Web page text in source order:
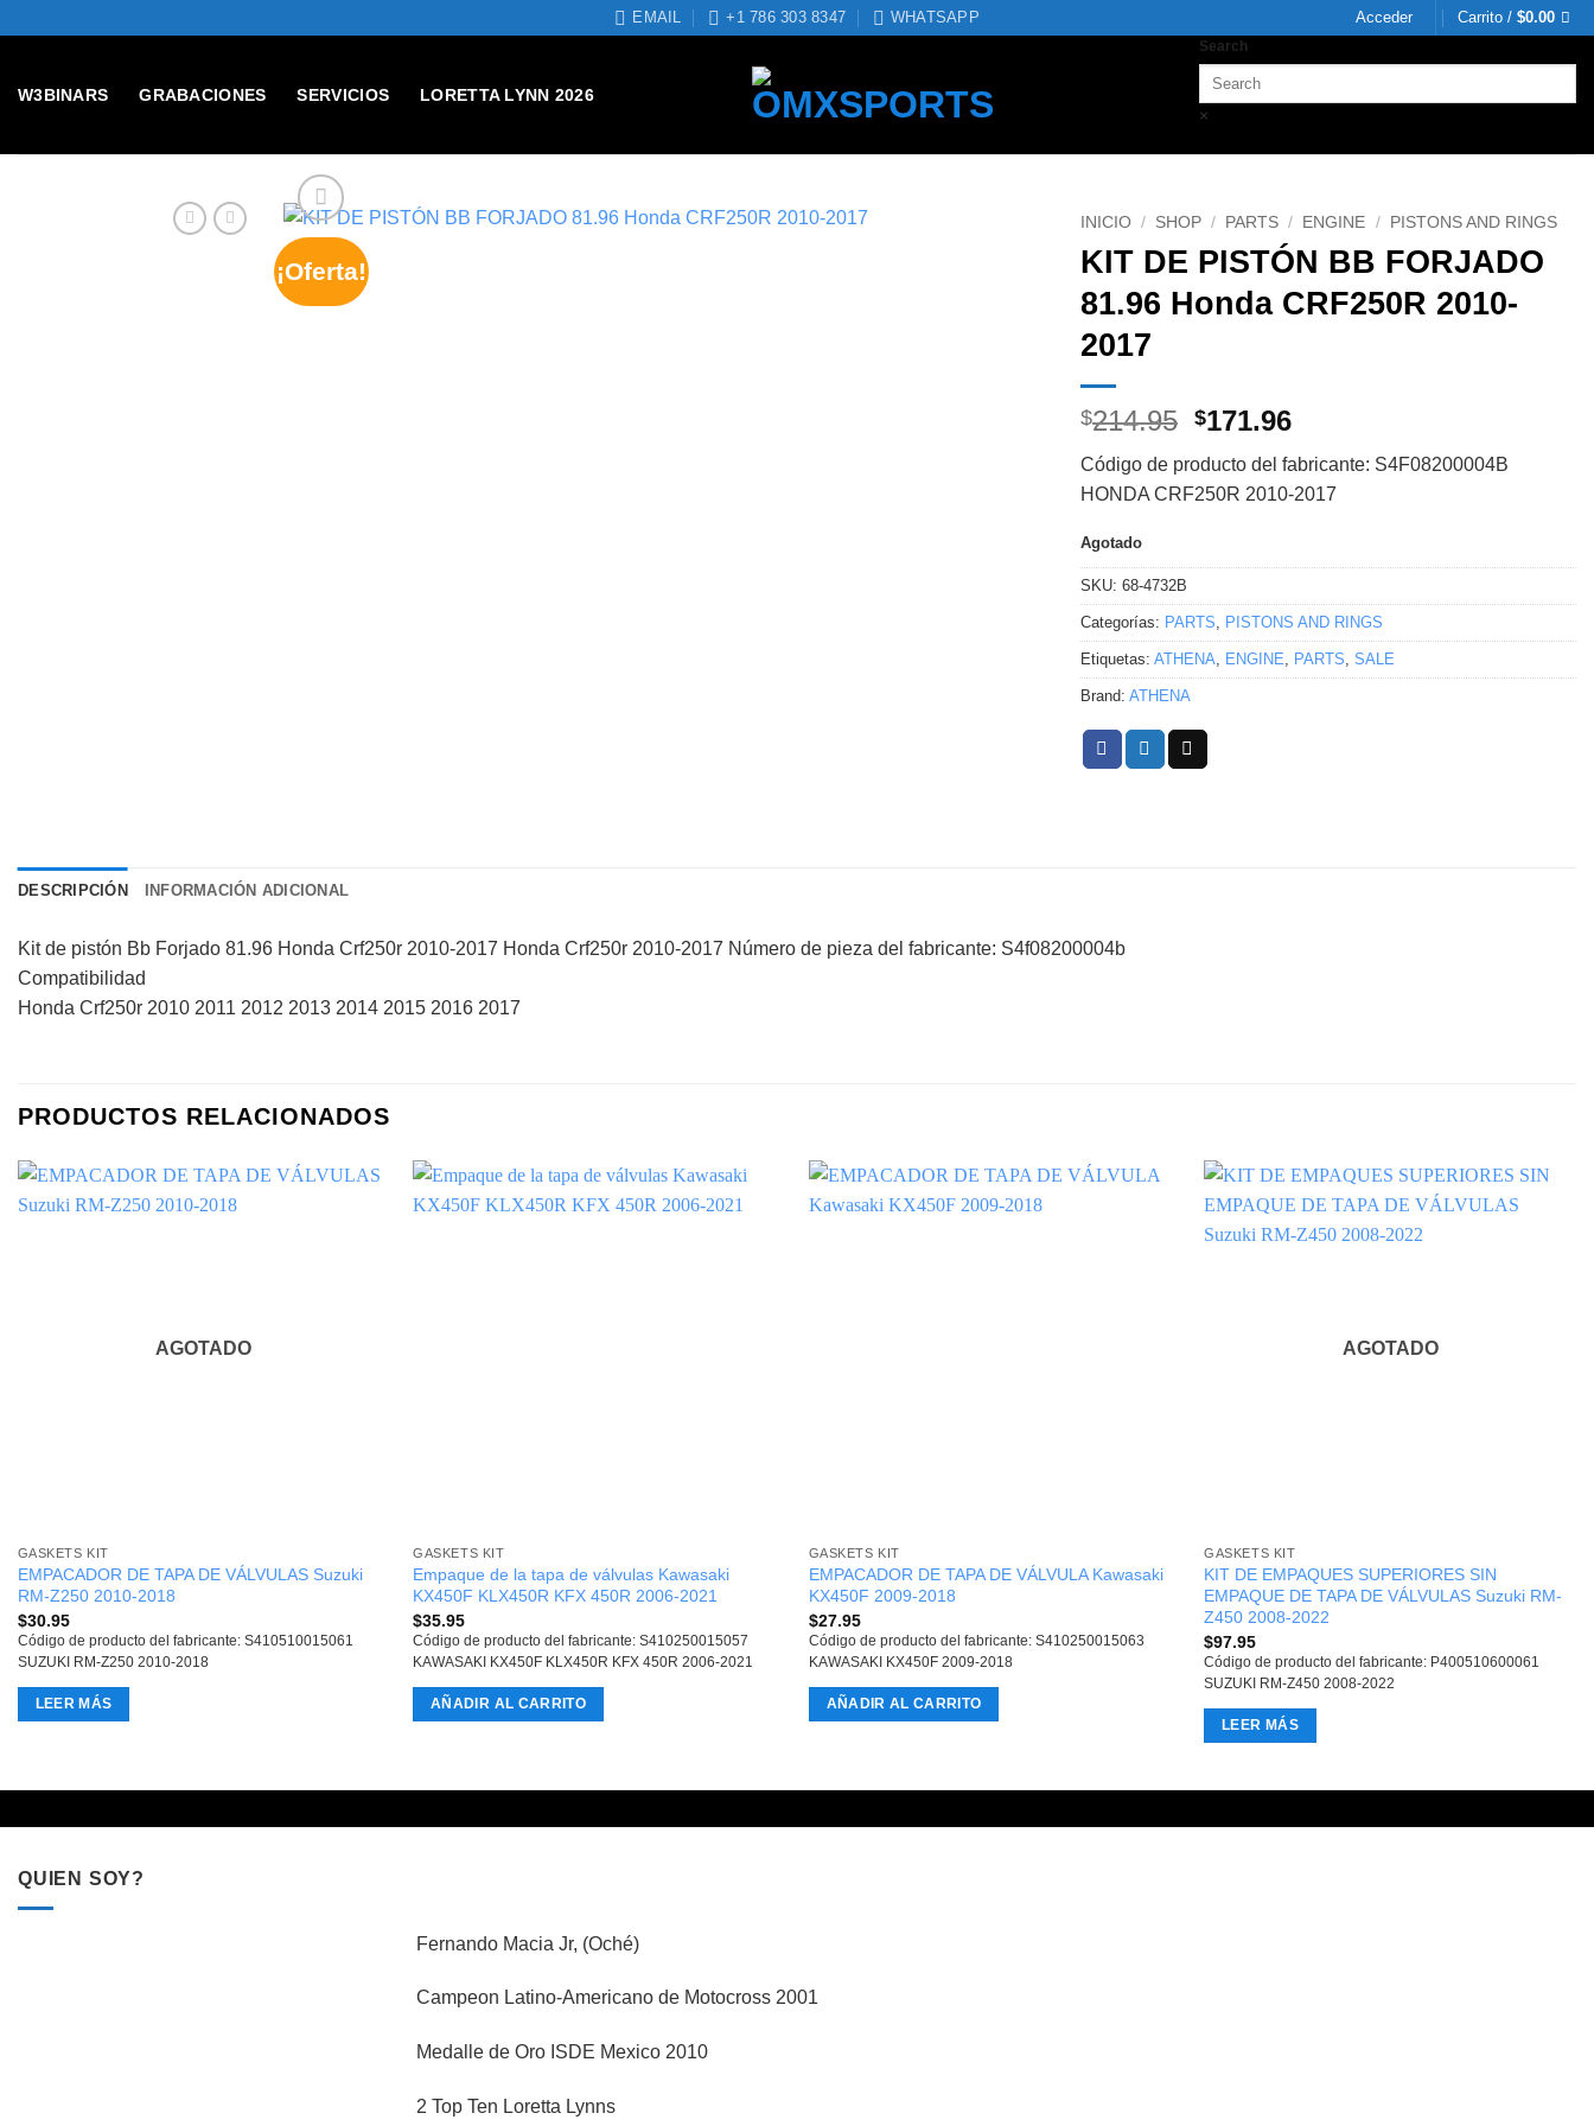
EMAIL +1 786 303 8347 WHATSAPP Acceder Carrito /$0.00
W3BINARS GRABACIONES SERVICIOS LORETTA LYNN 2026
Search
×
¡Oferta!
INICIO / SHOP / PARTS / ENGINE / PISTONS AND RINGS
KIT DE PISTÓN BB FORJADO
81.96 Honda CRF250R 2010-
2017
$214.95 Original
was:
$214.95.
$171.96Current
is:
$171.96.
Código de producto del fabricante: S4F08200004B
HONDA CRF250R 2010-2017
Agotado
SKU: 68-4732B
Categorías: PARTS, PISTONS AND RINGS
Etiquetas: ATHENA, ENGINE, PARTS, SALE
Brand: ATHENA
DESCRIPCIÓN INFORMACIÓN ADICIONAL
Kit de pistón Bb Forjado 81.96 Honda Crf250r 2010-2017 Honda Crf250r 2010-2017 Número de pieza del fabricante: S4f08200004b
Compatibilidad
Honda Crf250r 2010 2011 2012 2013 2014 2015 2016 2017
PRODUCTOS RELACIONADOS
AGOTADO
GASKETS KIT
EMPACADOR DE TAPA DE VÁLVULAS Suzuki
RM-Z250 2010-2018
$30.95
Código de producto del fabricante: S410510015061
SUZUKI RM-Z250 2010-2018
LEER MÁS
GASKETS KIT
Empaque de la tapa de válvulas Kawasaki
KX450F KLX450R KFX 450R 2006-2021
$35.95
Código de producto del fabricante: S410250015057
KAWASAKI KX450F KLX450R KFX 450R 2006-2021
AÑADIR AL CARRITO
GASKETS KIT
EMPACADOR DE TAPA DE VÁLVULA Kawasaki
KX450F 2009-2018
$27.95
Código de producto del fabricante: S410250015063
KAWASAKI KX450F 2009-2018
AÑADIR AL CARRITO
AGOTADO
GASKETS KIT
KIT DE EMPAQUES SUPERIORES SIN
EMPAQUE DE TAPA DE VÁLVULAS Suzuki RM-
Z450 2008-2022
$97.95
Código de producto del fabricante: P400510600061
SUZUKI RM-Z450 2008-2022
LEER MÁS
QUIEN SOY?
Fernando Macia Jr, (Oché)
Campeon Latino-Americano de Motocross 2001
Medalle de Oro ISDE Mexico 2010
2 Top Ten Loretta Lynns